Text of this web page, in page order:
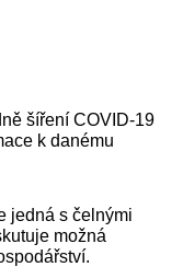
šíření COVID-19
k danému
jedná s čelnými
možná